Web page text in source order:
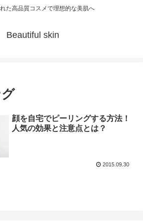
た高品質コスメで理想的な美肌へ
Beautiful skin
顔を自宅でピーリングする方法！
人気の効果と注意点とは？
2015.09.30